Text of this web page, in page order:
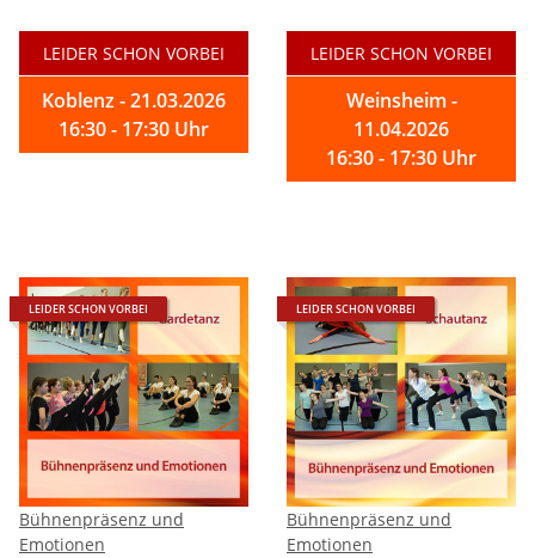
LEIDER SCHON VORBEI
Koblenz - 21.03.2026
16:30 - 17:30 Uhr
LEIDER SCHON VORBEI
Weinsheim -
11.04.2026
16:30 - 17:30 Uhr
LEIDER SCHON VORBEI
Bühnenpräsenz und
Emotionen
LEIDER SCHON VORBEI
Bühnenpräsenz und
Emotionen